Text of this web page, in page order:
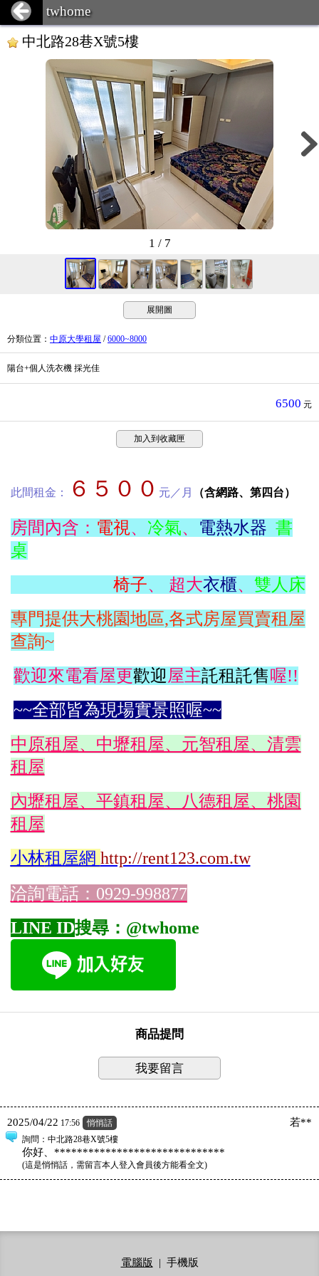
twhome
中北路28巷X號5樓
1 / 7
展開圖
分類位置 ： 中原大學租屋 /6000~8000
陽台+個人洗衣機 採光佳
6500 元
加入到收藏匣
此間租金： ６５００ 元／月 （含網路、第四台）
房間內含： 電視、 冷氣、 電熱水器 書
桌
椅子、 超大衣櫃、 雙人床
專門提供大桃園地區,各式房屋買賣租屋
查詢~
歡迎來電看屋更歡迎屋主託租託售喔!!
~~全部皆為現場實景照喔~~
中原租屋、中壢租屋、元智租屋、清雲
租屋
內壢租屋、平鎮租屋、八德租屋、桃園
租屋
小林租屋網 http://rent123.com.tw
洽詢電話：0929-998877
LINE ID搜尋：@twhome
商品提問
我要留言
2025/04/22 17:56 悄悄話 若**
詢問 ：中北路28巷X號5樓
你好、******************************
(這是悄悄話，需留言本人登入會員後方能看全文)
電腦版 | 手機版